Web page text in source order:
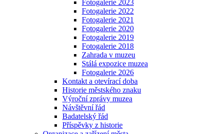
Fotogalerie 2023
Fotogalerie 2022
Fotogalerie 2021
Fotogalerie 2020
Fotogalerie 2019
Fotogalerie 2018
Zahrada v muzeu
Stálá expozice muzea
Fotogalerie 2026
Kontakt a otevírací doba
Historie městského znaku
Výroční zprávy muzea
Návštěvní řád
Badatelský řád
Příspěvky z historie